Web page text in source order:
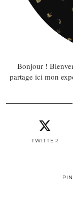
Bonjour !
partage ici mon
TWITTER